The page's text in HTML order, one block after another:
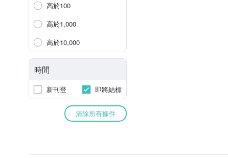
高於100
高於1,000
高於10,000
時間
新刊登 即將結標
清除所有條件